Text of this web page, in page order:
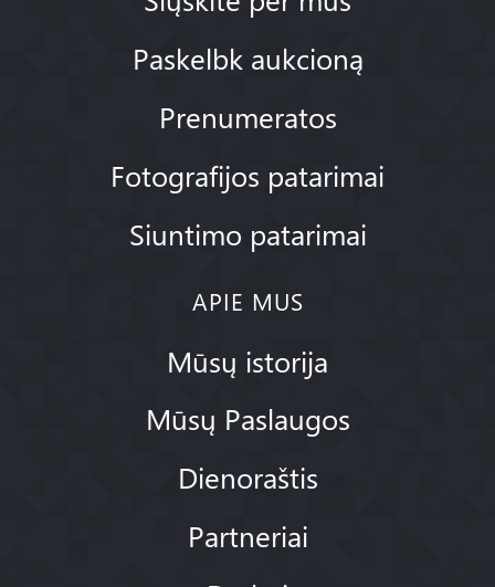
Paskelbk aukcioną
Prenumeratos
Fotografijos patarimai
Siuntimo patarimai
APIE MUS
Mūsų istorija
Mūsų Paslaugos
Dienoraštis
Partneriai